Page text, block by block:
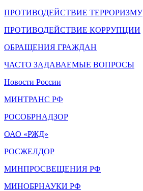
ПРОТИВОДЕЙСТВИЕ ТЕРРОРИЗМУ
ПРОТИВОДЕЙСТВИЕ КОРРУПЦИИ
ОБРАЩЕНИЯ ГРАЖДАН
ЧАСТО ЗАДАВАЕМЫЕ ВОПРОСЫ
Новости России
МИНТРАНС РФ
РОСОБРНАДЗОР
ОАО «РЖД»
РОСЖЕЛДОР
МИНПРОСВЕЩЕНИЯ РФ
МИНОБРНАУКИ РФ